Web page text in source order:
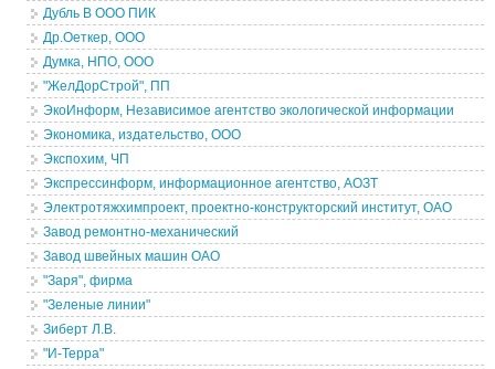
Дубль В ООО ПИК
Др.Оеткер, ООО
Думка, НПО, ООО
"ЖелДорСтрой", ПП
ЭкоИнформ, Независимое агентство экологической информации
Экономика, издательство, ООО
Экспохим, ЧП
Экспрессинформ, информационное агентство, АОЗТ
Электротяжхимпроект, проектно-конструкторский институт, ОАО
Завод ремонтно-механический
Завод швейных машин ОАО
"Заря", фирма
"Зеленые линии"
Зиберт Л.В.
"И-Терра"